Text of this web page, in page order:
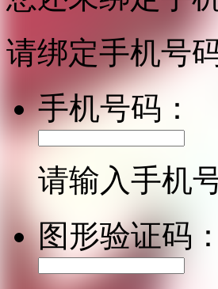
请绑定手机号
手机号码：
请输入手机
图形验证码：